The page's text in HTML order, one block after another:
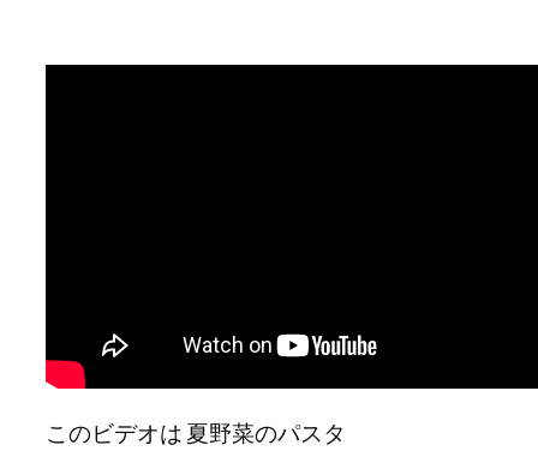
このビデオは 夏野菜のパスタ